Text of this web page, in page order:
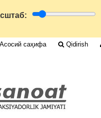
Асосий саҳифа Qidirish